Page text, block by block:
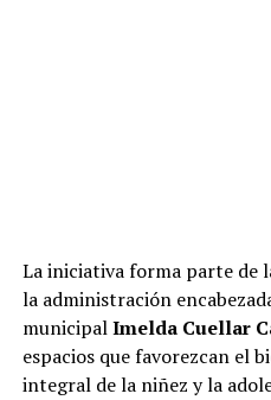
La iniciativa forma parte de
la administración
municipalImelda Cuellar
espacios que favorezcan el
integral de la niñez y la